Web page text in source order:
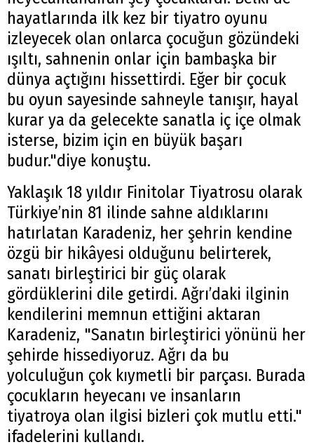
hayatlarında ilk kez bir tiyatro oyunu
izleyecek olan onlarca çocuğun gözündeki
ışıltı, sahnenin onlar için bambaşka bir
dünya açtığını hissettirdi. Eğer bir çocuk
bu oyun sayesinde sahneyle tanışır, hayal
kurar ya da gelecekte sanatla iç içe olmak
isterse, bizim için en büyük başarı
budur."diye konuştu.
Yaklaşık 18 yıldır Finitolar Tiyatrosu olarak
Türkiye’nin 81 ilinde sahne aldıklarını
hatırlatan Karadeniz, her şehrin kendine
özgü bir hikâyesi olduğunu belirterek,
sanatı birleştirici bir güç olarak
gördüklerini dile getirdi. Ağrı’daki ilginin
kendilerini memnun ettiğini aktaran
Karadeniz, "Sanatın birleştirici yönünü her
şehirde hissediyoruz. Ağrı da bu
yolculuğun çok kıymetli bir parçası. Burada
çocukların heyecanı ve insanların
tiyatroya olan ilgisi bizleri çok mutlu etti."
ifadelerini kullandı.